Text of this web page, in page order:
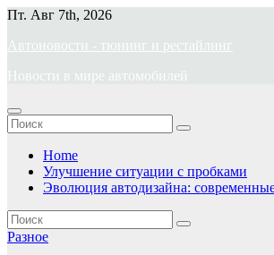
Перейти
содержимому
Пт. Авг 7th, 2026
Автоновости - тюнинг и рестайлинг
Новости в мире автомобилей
Home
Улучшение ситуации с пробками
Эволюция автодизайна:
Разное